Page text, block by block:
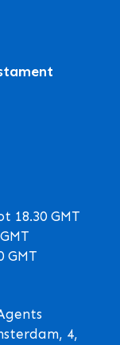
18.30 GMT
GMT
4,